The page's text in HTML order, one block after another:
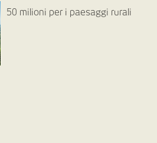
50 milioni per i paesaggi rurali